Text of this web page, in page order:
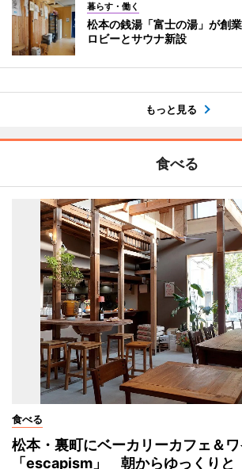
暮らす・働く
松本の銭湯「富士の湯」が創
ロビーとサウナ新設
もっと見る
食べる
食べる
松本・裏町にベーカリーカフェ＆
「escapism」 朝からゆっくりと